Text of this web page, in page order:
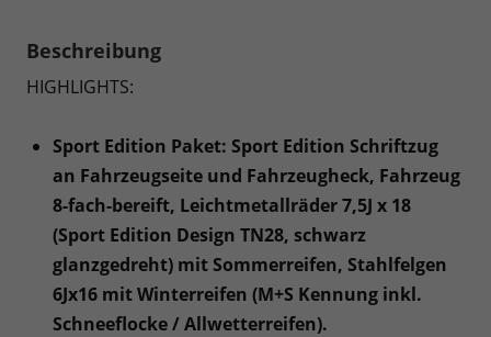
Beschreibung
HIGHLIGHTS:
Sport Edition Paket: Sport Edition Schriftzug
an Fahrzeugseite und Fahrzeugheck, Fahrzeug
8-fach-bereift, Leichtmetallräder 7,5J x 18
(Sport Edition Design TN28, schwarz
glanzgedreht) mit Sommerreifen, Stahlfelgen
6Jx16 mit Winterreifen (M+S Kennung inkl.
Schneeflocke / Allwetterreifen).